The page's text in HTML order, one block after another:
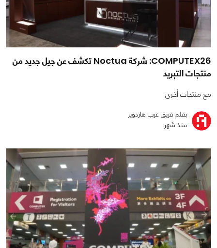
COMPUTEX26: شركة Noctua تكشف عن جيل جديد من
منتجات التبريد
مع منتجات أخرى
بقلم فريق عرب هاردوير
منذ شهر